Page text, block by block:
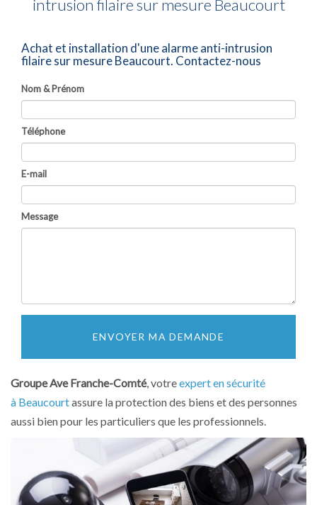
intrusion filaire sur mesure Beaucourt
Achat et installation d'une alarme anti-intrusion
filaire sur mesure Beaucourt. Contactez-nous
Nom & Prénom
Téléphone
E-mail
Message
ENVOYER MA DEMANDE
Groupe Ave Franche-Comté, votreexpert en sécurité
à Beaucourtassure la protection des biens et des personnes
aussi bien pour les particuliers que les professionnels.